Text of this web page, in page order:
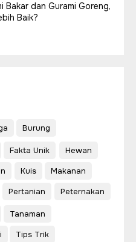
Bakar dan Gurami Goreng,
Baik?
Burung
Fakta Unik
Hewan
Kuis
Makanan
Pertanian Peternakan
Tanaman
Tips Trik